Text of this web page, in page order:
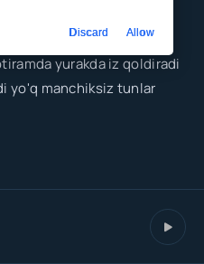
yurakda iz qoldiradi
yo'q manchiksiz tunlar
Discard Allow